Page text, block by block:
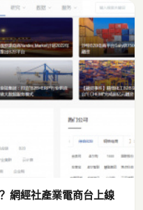
網經社產業電商台上線